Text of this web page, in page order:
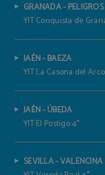
GRANADA - PELIGROS
YIT Conquista de
JAÉN - BAEZA
YIT La Casona del
JAÉN - ÚBEDA
YIT El Postigo 4*
SEVILLA -